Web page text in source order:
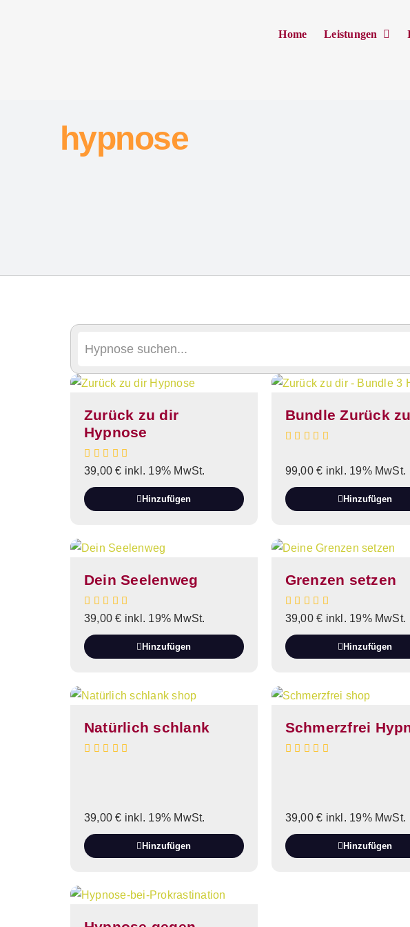
Home Leistungen
hypnose
Zurück zu dir
Hypnose
39,00€ inkl. 19% MwSt.
Hinzufügen
Bundle Zurück
99,00€ inkl. 19% MwSt.
Hinzufügen
Dein Seelenweg
39,00€ inkl. 19% MwSt.
Hinzufügen
Grenzen setzen
39,00€ inkl. 19% MwSt.
Hinzufügen
Natürlich schlank
39,00€ inkl. 19% MwSt.
Hinzufügen
Schmerzfrei
39,00€ inkl. 19% MwSt.
Hinzufügen